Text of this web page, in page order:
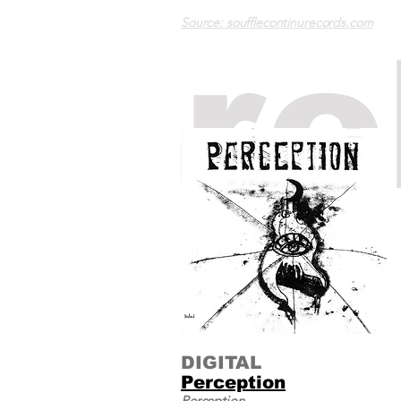
Source: soufflecontinurecords.com
DIGITAL
Perception